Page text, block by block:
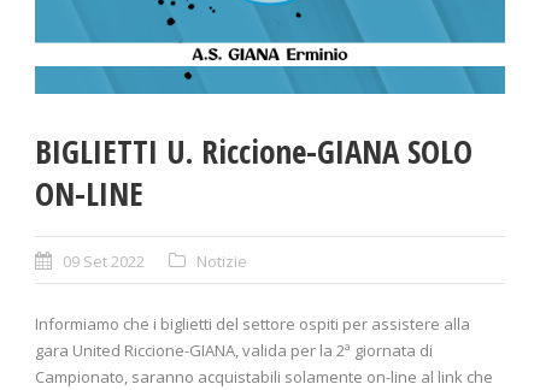
BIGLIETTI U. Riccione-GIANA SOLO
ON-LINE
09 Set 2022 Notizie
Informiamo che i biglietti del settore ospiti per assistere alla
gara United Riccione-GIANA, valida per la 2ª giornata di
Campionato, saranno acquistabili solamente on-line al link che